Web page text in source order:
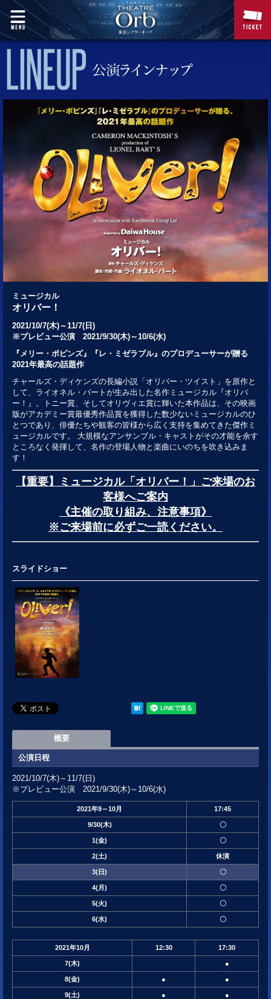
ミュージカル
オリバー！
2021/10/7(木)～11/7(日)
※プレビュー公演 2021/9/30(木)～10/6(水)
『メリー・ポピンズ』『レ・ミゼラブル』のプロデューサーが贈る
2021年最高の話題作
チャールズ・ディケンズの長編小説「オリバー・ツイスト」を原作と
して、ライオネル・バートが生み出した名作ミュージカル『オリバ
ー！』。トニー賞、そしてオリヴィエ賞に輝いた本作品は、その映画
版がアカデミー賞最優秀作品賞を獲得した数少ないミュージカルのひ
とつであり、俳優たちや観客の皆様から広く支持を集めてきた傑作ミ
ュージカルです。 大規模なアンサンブル・キャストがその才能を余す
ところなく発揮して、名作の登場人物と楽曲にいのちを吹き込みま
す！
【重要】ミュージカル「オリバー！」ご来場のお
客様へご案内
《主催の取り組み、注意事項》
※ご来場前に必ずご一読ください。
スライドショー
概要
公演日程
2021/10/7(木)～11/7(日)
※プレビュー公演 2021/9/30(木)～10/6(水)
2021年9～10月 17:45
9/30(木) 〇
1(金) 〇
2(土) 休演
3(日) 〇
4(月) 〇
5(火) 〇
6(水) 〇
2021年10月 12:30 17:30
7(木) ●
8(金) ● ●
9(土) ● ●